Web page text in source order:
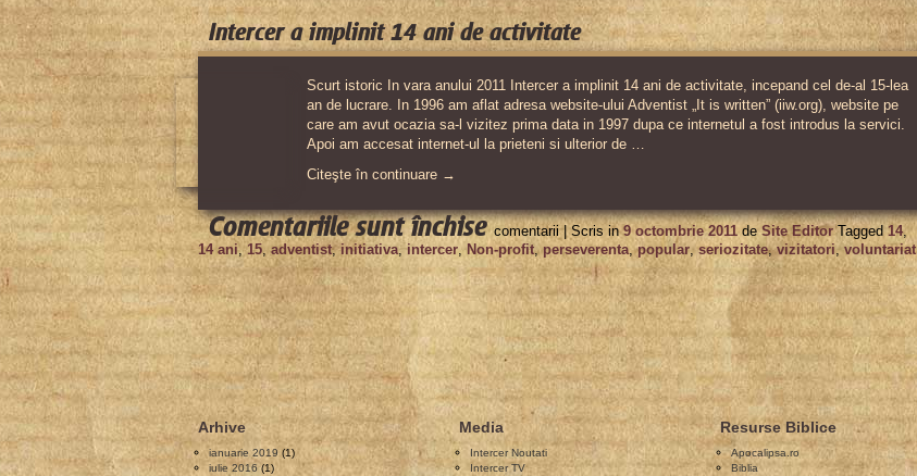
Intercer a implinit 14 ani de activitate
Scurt istoric In vara anului 2011 Intercer a implinit 14 ani de activitate, incepand cel de-al 15-lea
an de lucrare. In 1996 am aflat adresa website-ului Adventist „It is written” (iiw.org), website pe
care am avut ocazia sa-l vizitez prima data in 1997 dupa ce internetul a fost introdus la servici.
Apoi am accesat internet-ul la prieteni si ulterior de …
Citeşte în continuare →
Comentariile sunt închisepentru
Intercer
a
implinit
14
ani
de
activitate
comentarii | Scris in 9 octombrie 2011 de Site EditorTagged 14,
14 ani,15,adventist,initiativa,intercer,Non-profit,perseverenta,popular,seriozitate,vizitatori, voluntariat
Arhive
ianuarie 2019 (1)
iulie 2016(1)
Media
Intercer Noutati
Intercer TV
Resurse Biblice
Apocalipsa.ro
Biblia